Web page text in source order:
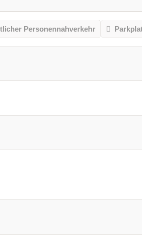
Personennahverkehr